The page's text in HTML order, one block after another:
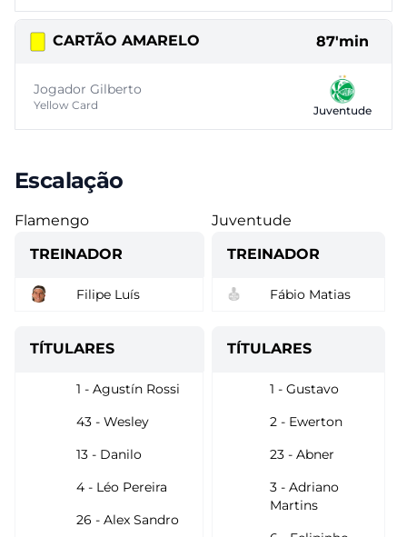
CARTÃO AMARELO 87'min
Jogador Gilberto
Yellow Card Juventude
Escalação
Flamengo
TREINADOR
Filipe Luís
TÍTULARES
1 - Agustín Rossi
43 - Wesley
13 - Danilo
4 - Léo Pereira
26 - Alex Sandro
Juventude
TREINADOR
Fábio Matias
TÍTULARES
1 - Gustavo
2 - Ewerton
23 - Abner
3 - Adriano
Martins